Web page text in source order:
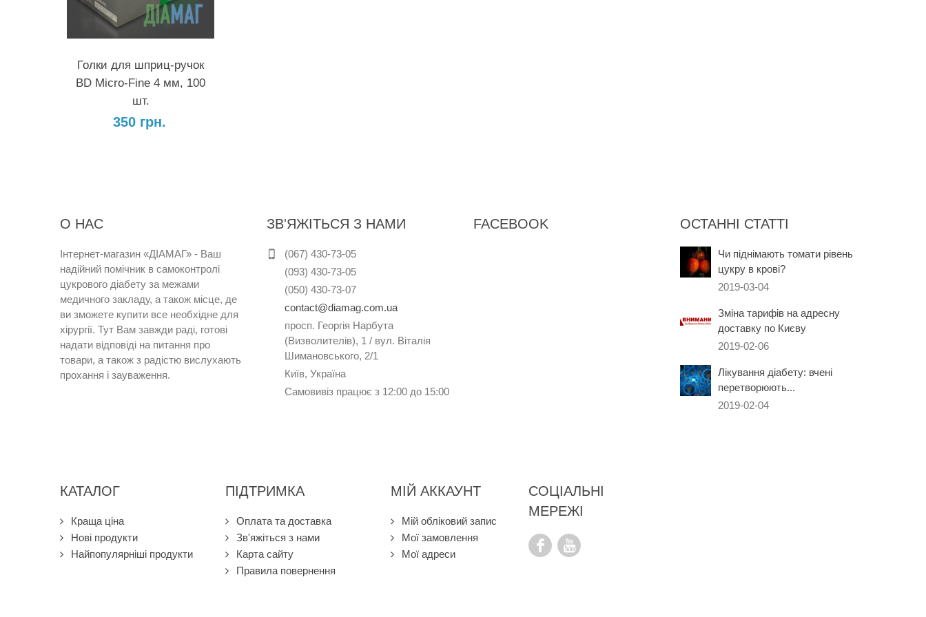
У Кошик
Голки для шприц-ручок
BD Micro-Fine 4 мм, 100
шт.
350 грн.
О НАС
Інтернет-магазин «ДІАМАГ» - Ваш
надійний помічник в самоконтролі
цукрового діабету за межами
медичного закладу, а також місце, де
ви зможете купити все необхідне для
хірургії. Тут Вам завжди раді, готові
надати відповіді на питання про
товари, а також з радістю вислухають
прохання і зауваження.
ЗВ'ЯЖІТЬСЯ З НАМИ
(067) 430-73-05
(093) 430-73-05
(050) 430-73-07
contact@diamag.com.ua
просп. Георгія Нарбута
(Визволителів), 1 / вул. Віталія
Шимановського, 2/1
Київ, Україна
Самовивіз працює з 12:00 до 15:00
FACEBOOK ОСТАННІ СТАТТІ
Чи піднімають томати рівень
цукру в крові?
2019-03-04
Зміна тарифів на адресну
доставку по Києву
2019-02-06
Лікування діабету: вчені
перетворюють...
2019-02-04
КАТАЛОГ
Краща ціна
Нові продукти
Найпопулярніші продукти
ПІДТРИМКА
Оплата та доставка
Зв'яжіться з нами
Карта сайту
Правила повернення
МІЙ АККАУНТ
Мій обліковий запис
Мої замовлення
Мої адреси
СОЦІАЛЬНІ
МЕРЕЖІ